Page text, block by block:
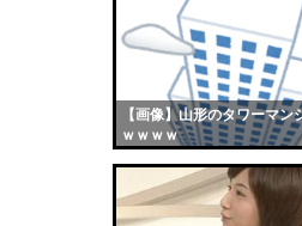
【画像】山形のタワーマン
ｗｗｗｗ